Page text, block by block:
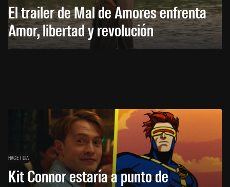
El trailer de Mal de Amores enfrenta
Amor, libertad y revolución
HACE 1 DÍA
Kit Connor estaría a punto de